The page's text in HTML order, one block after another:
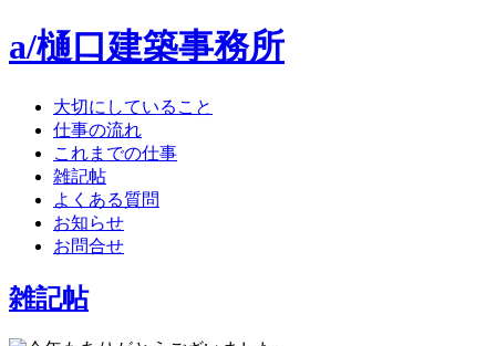
a/樋口建築事務所
大切にしていること
仕事の流れ
これまでの仕事
雑記帖
よくある質問
お知らせ
お問合せ
雑記帖